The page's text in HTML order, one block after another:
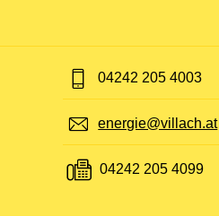
Telefon:
04242 205 4003
E-Mail:
energie@villach.at
Fax:
04242 205 4099